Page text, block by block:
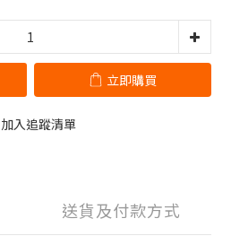
立即購買
加入追蹤清單
送貨及付款方式